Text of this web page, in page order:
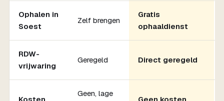
Ophalen in
Soest
Zelf brengen
Gratis
ophaaldienst
RDW-
vrijwaring
Geregeld Direct geregeld
Geen, lage